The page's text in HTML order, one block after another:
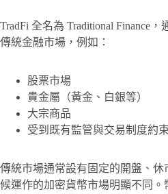
TradFi 全名為 Traditional Finance
傳統金融市場，例如：
股票市場
貴金屬（黃金、白銀等）
大宗商品
受到既有監管與交易制度約
傳統市場通常設有固定的開盤、休
候運作的加密貨幣市場明顯不同。